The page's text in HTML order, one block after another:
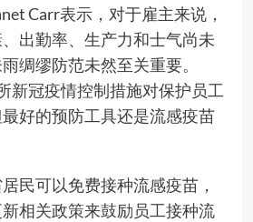
Carr表示，对于雇主来说，
出勤率、生产力和士气尚未
绸缪防范未然至关重要。
新冠疫情控制措施对保护员工
好的预防工具还是流感疫苗
民可以免费接种流感疫苗，
相关政策来鼓励员工接种流